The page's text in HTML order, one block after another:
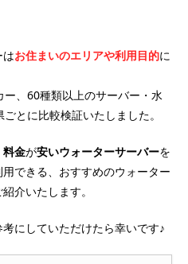
お住まいのエリアや利用目的に
、60種類以上のサーバー・水
とに比較検証いたしました。
料金が安いウォーターサーバーを
用できる、おすすめのウォーター
介いたします。
にしていただけたら幸いです♪